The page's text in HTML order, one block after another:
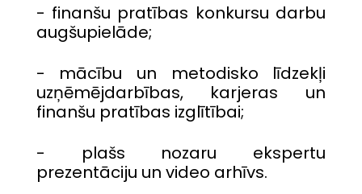
- finanšu pratības konkursu darbu
augšupielāde;
- mācību un metodisko līdzekļi
uzņēmējdarbības, karjeras un
finanšu pratības izglītībai;
- plašs nozaru ekspertu
prezentāciju un video arhīvs.